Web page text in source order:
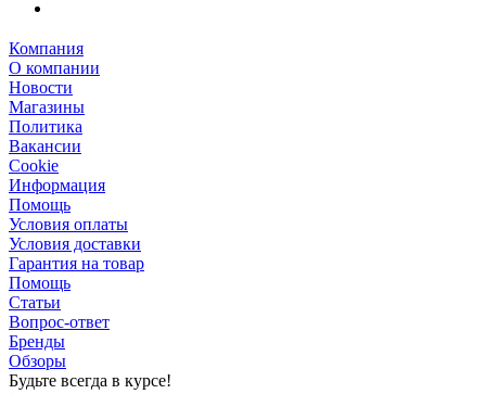
Компания
О компании
Новости
Магазины
Политика
Вакансии
Сookie
Информация
Помощь
Условия оплаты
Условия доставки
Гарантия на товар
Помощь
Статьи
Вопрос-ответ
Бренды
Обзоры
Будьте всегда в курсе!